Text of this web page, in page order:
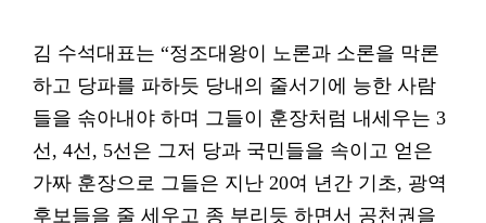
김 수석대표는 “정조대왕이 노론과 소론을 막론
하고 당파를 파하듯 당내의 줄서기에 능한 사람
들을 솎아내야 하며 그들이 훈장처럼 내세우는 3
선, 4선, 5선은 그저 당과 국민들을 속이고 얻은
가짜 훈장으로 그들은 지난 20여 년간 기초, 광역
후보들을 줄 세우고 종 부리듯 하면서 공천권을